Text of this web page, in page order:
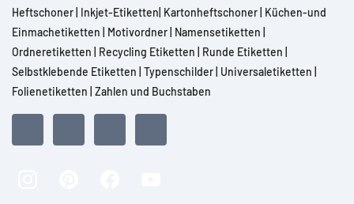
Heftschoner Inkjet-Etiketten Kartonheftschoner Küchen-und
Einmachetiketten
Motivordner Namensetiketten
Ordneretiketten
Recycling Etiketten Runde Etiketten
Selbstklebende Etiketten Typenschilder Universaletiketten
Folienetiketten Zahlen und Buchstaben